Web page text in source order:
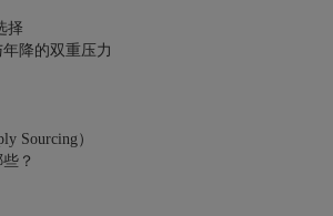
择
降的双重压力
Sourcing）
？